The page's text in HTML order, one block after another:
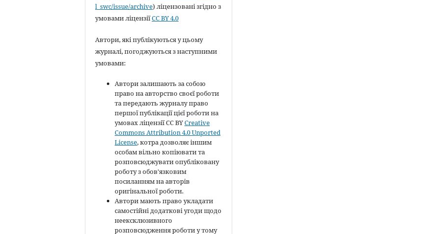
l_swc/issue/archive) ліцензовані згідно з
умовами ліцензіїCC BY 4.0
Автори, які публікуються у цьому
журналі, погоджуються з наступними
умовами:
Автори залишають за собою
право на авторство своєї роботи
та передають журналу право
першої публікації цієї роботи на
умовах ліцензії CC BYCreative
Commons Attribution 4.0 Unported
License, котра дозволяє іншим
особам вільно копіювати та
розповсюджувати опубліковану
роботу з обов'язковим
посиланням на авторів
оригінальної роботи.
Автори мають право укладати
самостійні додаткові угоди щодо
неексклюзивного
розповсюдження роботи у тому